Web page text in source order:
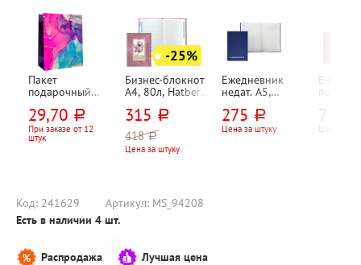
Пакет
подарочный
й, бумага,
11см*6,5см*14с
м, "Мраморный
29,70 руб.
При заказе от 12
штук
-25%
Бизнес-блокнот
А4, 80л, Hatber,
цветка", картон
ламинированны
й, клетка, в
твердом
блок
315 руб.
418 руб.
Цена за штуку
Ежедневник
недат. А5,
Brauberg, 160л,
215мм*145мм, в
275 руб.
Цена за штуку
770
Цена за
Код: 241629 Артикул: MS_94208
Есть в наличии 4 шт.
Распродажа Лучшая цена